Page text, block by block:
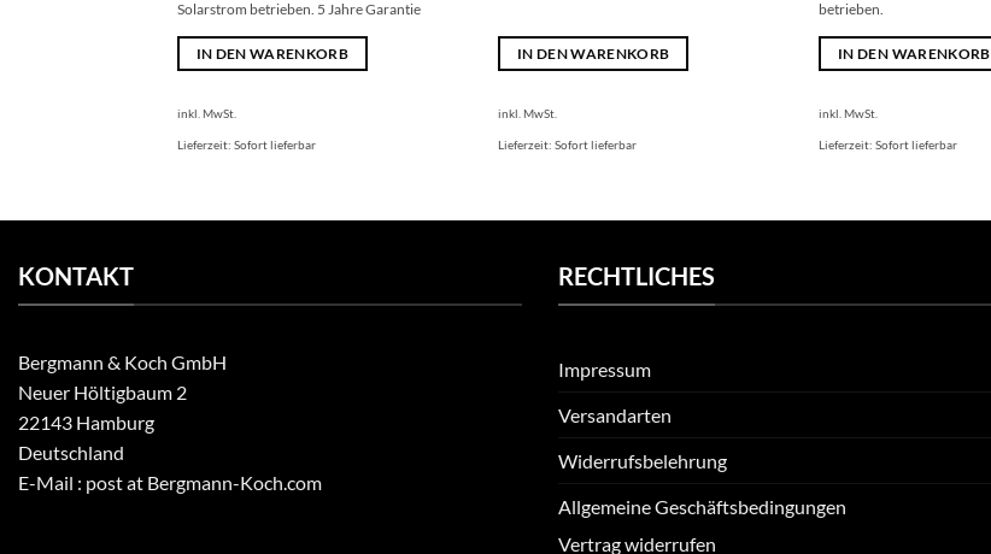
Solarstrom betrieben. 5 Jahre Garantie
IN DEN WARENKORB
inkl. MwSt.
Lieferzeit: Sofort lieferbar
IN DEN WARENKORB
inkl. MwSt.
Lieferzeit:Sofort lieferbar
betrieben.
IN DEN WARENKORB
inkl. MwSt.
Lieferzeit:Sofort lieferbar
KONTAKT
Bergmann & Koch GmbH
Neuer Höltigbaum 2
22143 Hamburg
Deutschland
E-Mail : post at Bergmann-Koch.com
RECHTLICHES
Impressum
Versandarten
Widerrufsbelehrung
Allgemeine Geschäftsbedingungen
Vertrag widerrufen